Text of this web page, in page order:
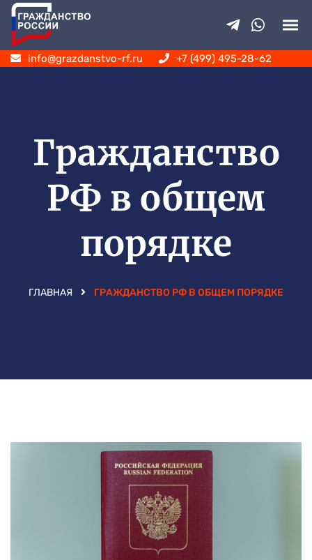
info@grazdanstvo-rf.ru +7 (499) 495-28-62
Гражданство
РФ в общем
порядке
ГЛАВНАЯ ГРАЖДАНСТВО РФ В ОБЩЕМ ПОРЯДКЕ